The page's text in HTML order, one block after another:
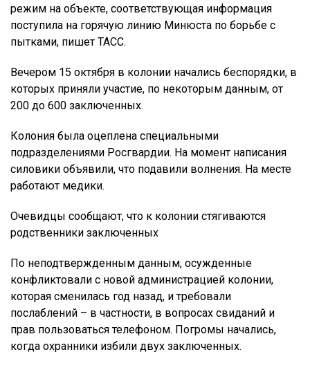
режим на объекте, соответствующая информация
поступила на горячую линию Минюста по борьбе с
пытками, пишет ТАСС.
Вечером 15 октября в колонии начались беспорядки, в
которых приняли участие, по некоторым данным, от
200 до 600 заключенных.
Колония была оцеплена специальными
подразделениями Росгвардии. На момент написания
силовики объявили, что подавили волнения. На месте
работают медики.
Очевидцы сообщают, что к колонии стягиваются
родственники заключенных
По неподтвержденным данным, осужденные
конфликтовали с новой администрацией колонии,
которая сменилась год назад, и требовали
послаблений – в частности, в вопросах свиданий и
прав пользоваться телефоном. Погромы начались,
когда охранники избили двух заключенных.